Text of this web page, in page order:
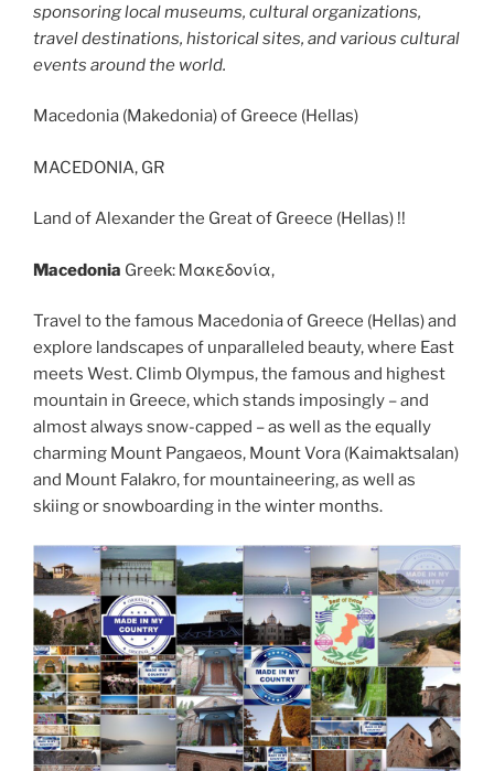
sponsoring local museums, cultural organizations,
travel destinations, historical sites, and various cultural
events around the world.
Macedonia (Makedonia) of Greece (Hellas)
MACEDONIA, GR
Land of Alexander the Great of Greece (Hellas) !!
Macedonia Greek: Μακεδονία,
Travel to the famous Macedonia of Greece (Hellas) and
explore landscapes of unparalleled beauty, where East
meets West. Climb Olympus, the famous and highest
mountain in Greece, which stands imposingly – and
almost always snow-capped – as well as the equally
charming Mount Pangaeos, Mount Vora (Kaimaktsalan)
and Mount Falakro, for mountaineering, as well as
skiing or snowboarding in the winter months.